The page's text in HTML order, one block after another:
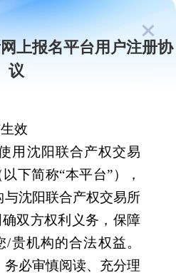
上报名平台用户注册协
议
效
用沈阳联合产权交易
下简称“本平台”），
沈阳联合产权交易所
双方权利义务，保障
贵机构的合法权益。
必审慎阅读、充分理